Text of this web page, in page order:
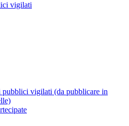
vigilati
pubblici vigilati (da pubblicare in